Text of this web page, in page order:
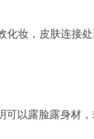
妆，皮肤连接处
以露脸露身材，